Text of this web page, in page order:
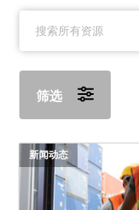
筛选
新闻动态